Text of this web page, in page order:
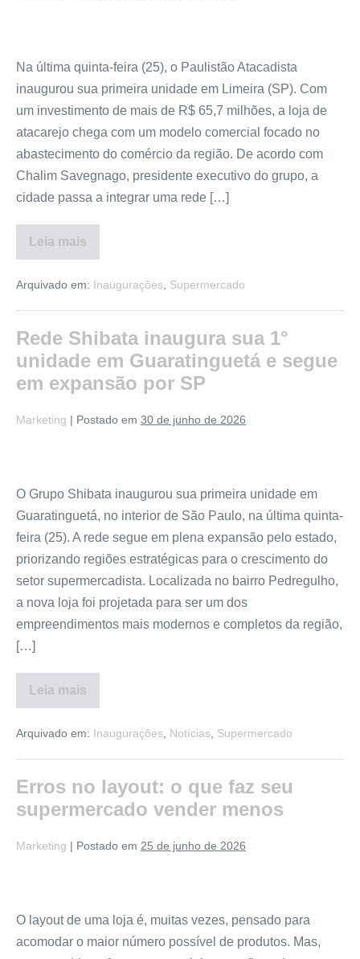
Na última quinta-feira (25), o Paulistão Atacadista
inaugurou sua primeira unidade em Limeira (SP). Com
um investimento de mais de R$ 65,7 milhões, a loja de
atacarejo chega com um modelo comercial focado no
abastecimento do comércio da região. De acordo com
Chalim Savegnago, presidente executivo do grupo, a
cidade passa a integrar uma rede […]
Leia mais
Arquivado em: Inaugurações Supermercado
Rede Shibata inaugura sua 1°
unidade em Guaratinguetá e segue
em expansão por SP
Marketing | Postado em 30 de junho de 2026
O Grupo Shibata inaugurou sua primeira unidade em
Guaratinguetá, no interior de São Paulo, na última quinta-
feira (25). A rede segue em plena expansão pelo estado,
priorizando regiões estratégicas para o crescimento do
setor supermercadista. Localizada no bairro Pedregulho,
a nova loja foi projetada para ser um dos
empreendimentos mais modernos e completos da região,
[…]
Leia mais
Arquivado em: Inaugurações Notícias Supermercado
Erros no layout: o que faz seu
supermercado vender menos
Marketing | Postado em 25 de junho de 2026
O layout de uma loja é, muitas vezes, pensado para
acomodar o maior número possível de produtos. Mas,